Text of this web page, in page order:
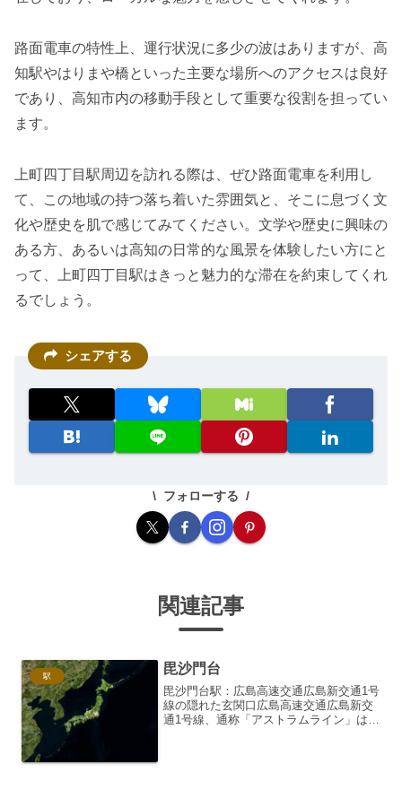
路面電車の特性上、運行状況に多少の波はありますが、高
知駅やはりまや橋といった主要な場所へのアクセスは良好
であり、高知市内の移動手段として重要な役割を担ってい
ます。
上町四丁目駅周辺を訪れる際は、ぜひ路面電車を利用し
て、この地域の持つ落ち着いた雰囲気と、そこに息づく文
化や歴史を肌で感じてみてください。文学や歴史に興味の
ある方、あるいは高知の日常的な風景を体験したい方にと
って、上町四丁目駅はきっと魅力的な滞在を約束してくれ
るでしょう。
シェアする
フォローする
関連記事
駅 毘沙門台
毘沙門台駅：広島高速交通広島新交通1号
線の隠れた玄関口広島高速交通広島新交
通1号線、通称「アストラムライン」は、